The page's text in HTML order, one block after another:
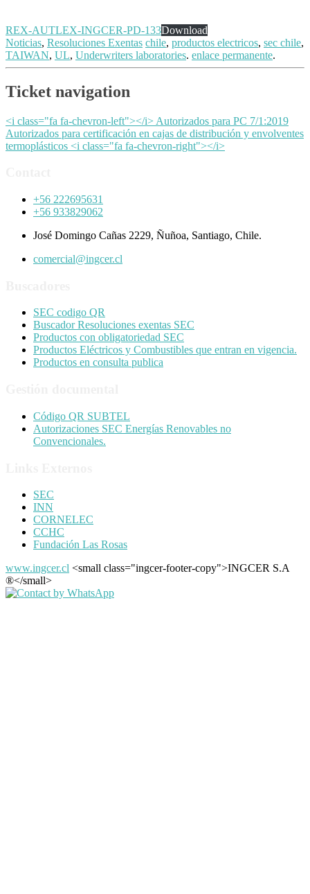
REX-AUTLEX-INGCER-PD-133Download
Noticias, Resoluciones Exentas chile, productos electricos, sec chile,
TAIWAN, UL, Underwriters laboratories. enlace permanente.
Ticket navigation
<i class="fa fa-chevron-left"></i> Autorizados para PC 7/1:2019
Autorizados para certificación en cajas de distribución y envolventes
termoplásticos <i class="fa fa-chevron-right"></i>
+56 222695631
+56 933829062
José Domingo Cañas 2229, Ñuñoa, Santiago, Chile.
comercial@ingcer.cl
SEC codigo QR
Buscador Resoluciones exentas SEC
Productos con obligatoriedad SEC
Productos Eléctricos y Combustibles que entran en vigencia.
Productos en consulta publica
Código QR SUBTEL
Autorizaciones SEC Energías Renovables no
Convencionales.
SEC
INN
CORNELEC
CCHC
Fundación Las Rosas
www.ingcer.cl <small class="ingcer-footer-copy">INGCER S.A
®</small>